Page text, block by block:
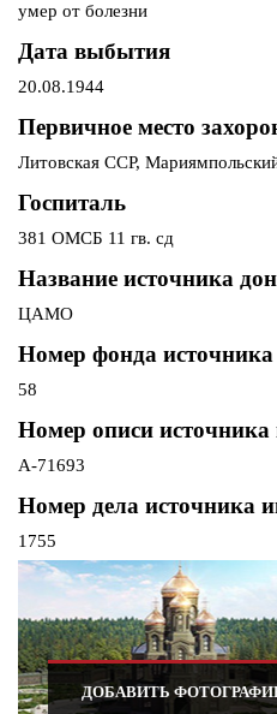
умер от болезни
Дата выбытия
20.08.1944
Первичное место
Литовская ССР,
Госпиталь
381 ОМСБ 11 гв. сд
Название источника
ЦАМО
Номер фонда
58
Номер описи
А-71693
Номер дела источника
1755
ДОБАВИТЬ